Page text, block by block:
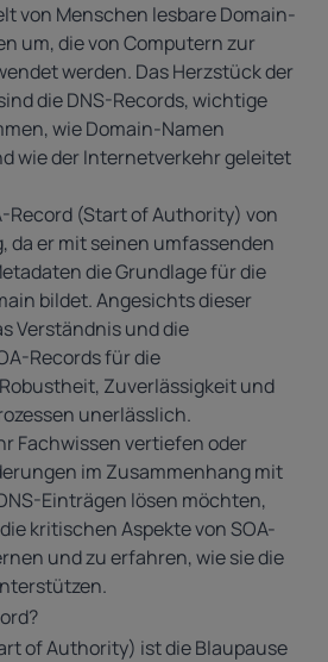
von Menschen lesbare Domain-
um, die von Computern zur
werden. Das Herzstück der
dieDNS-Records, wichtige
wie Domain-Namen
wie der Internetverkehr geleitet
Record (Start of Authority) von
da er mit seinen umfassenden
die Grundlage für die
bildet. Angesichts dieser
Verständnis und die
Records für die
Zuverlässigkeit und
unerlässlich.
Fachwissen vertiefen oder
im Zusammenhang mit
Einträgen lösen möchten,
kritischen Aspekte von SOA-
und zu erfahren, wie sie die
of Authority) ist die Blaupause